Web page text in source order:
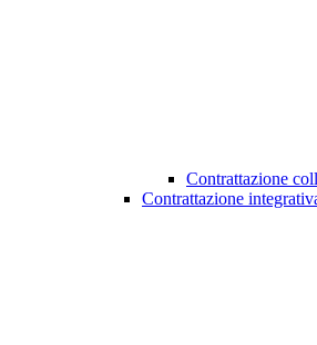
Contrattazione
Contrattazione